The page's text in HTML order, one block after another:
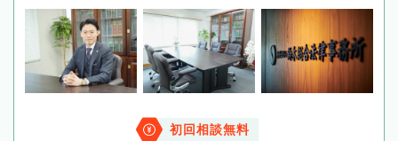
初回相談無料